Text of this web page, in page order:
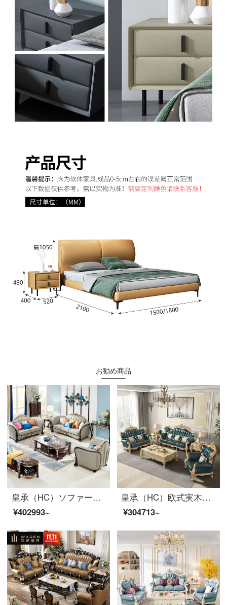
お勧め商品
皇承（HC）ソファーの木の彫刻模様の皮のソファーのアメリカ式客間家具セットのソファーQ 32軽い・豪華風のシングル+二人+三人のソファー
¥402993~
皇承（HC）欧式実木ソファフィレンツェシリーズ客間家具セット826【シングルルーム+ツインルーム+3人位】
¥304713~